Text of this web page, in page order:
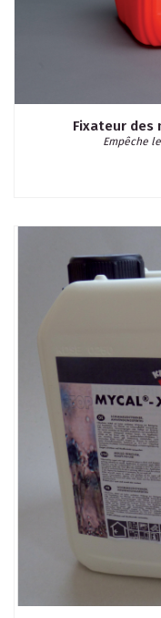
Fixateur des
Empêche